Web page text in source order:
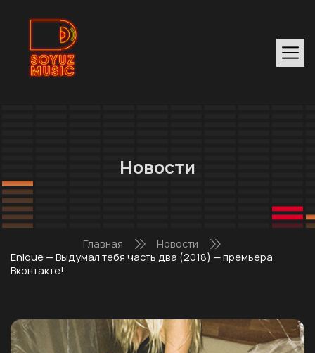
Новости
Главная
Новости
Enique — Выдумал тебя часть два (2018) — премьера
Вконтакте!